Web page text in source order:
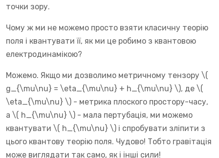
точки зору.
Чому ж ми не можемо просто взяти класичну теорію
поля і квантувати її, як ми це робимо з квантовою
електродинамікою?
Можемо. Якщо ми дозволимо метричному тензору \(
g_{\mu\nu} = \eta_{\mu\nu} + h_{\mu\nu} \), де \(
\eta_{\mu\nu} \) - метрика плоского простору-часу,
а \( h_{\mu\nu} \) - мала пертубація, ми можемо
квантувати \( h_{\mu\nu} \) і спробувати зліпити з
цього квантову теорію поля. Чудово! Тобто гравітація
може виглядати так само, як і інші сили!